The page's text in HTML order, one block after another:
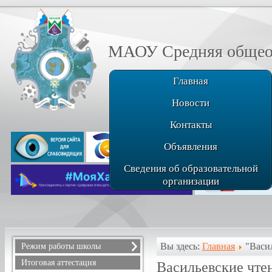
МАОУ Средняя
Главная
Новости
Контакты
Объявления
Сведения об образовательной
организации
Режим работы школы
Расписание звонков
Итоговая аттестация
Вы здесь: Главная
Васильевские